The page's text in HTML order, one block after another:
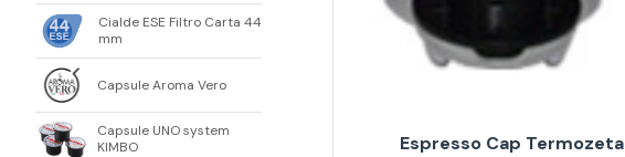
Cialde ESE Filtro Carta 44
mm
Capsule Aroma Vero
Capsule UNO system
KIMBO
Espresso Cap Termozeta